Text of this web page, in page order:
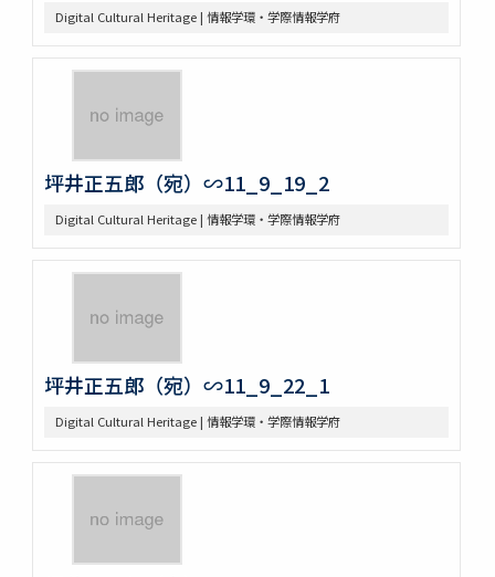
Digital Cultural Heritage | 情報学環・学際情報学府
坪井正五郎（宛）∽11_9_19_2
Digital Cultural Heritage | 情報学環・学際情報学府
坪井正五郎（宛）∽11_9_22_1
Digital Cultural Heritage | 情報学環・学際情報学府